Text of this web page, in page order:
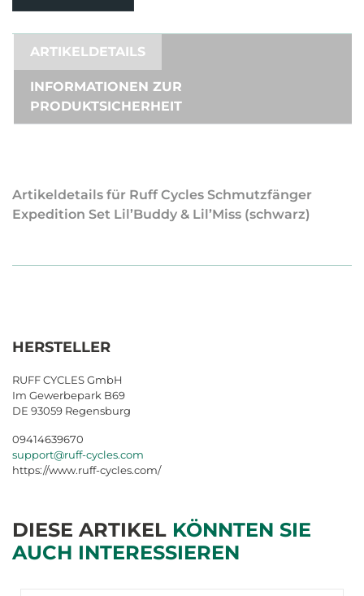
ARTIKELDETAILS
INFORMATIONEN ZUR
PRODUKTSICHERHEIT
Artikeldetails für Ruff Cycles Schmutzfänger
Expedition Set Lil’Buddy & Lil’Miss (schwarz)
HERSTELLER
RUFF CYCLES GmbH
Im Gewerbepark B69
DE 93059 Regensburg
09414639670
support@ruff-cycles.com
https://www.ruff-cycles.com/
DIESE ARTIKEL KÖNNTEN SIE
AUCH INTERESSIEREN